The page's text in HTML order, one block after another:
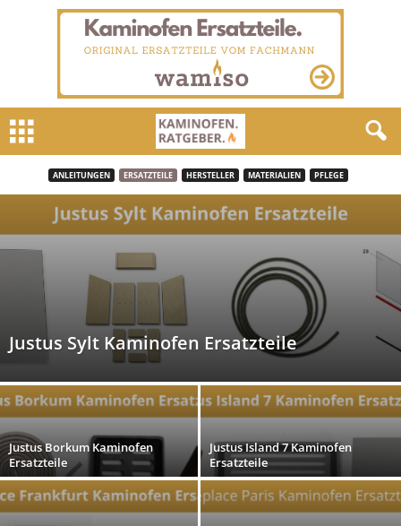
ANLEITUNGEN ERSATZTEILE HERSTELLER MATERIALIEN PFLEGE
Justus Sylt Kaminofen Ersatzteile
Justus Borkum Kaminofen
Ersatzteile
Justus Island 7 Kaminofen
Ersatzteile